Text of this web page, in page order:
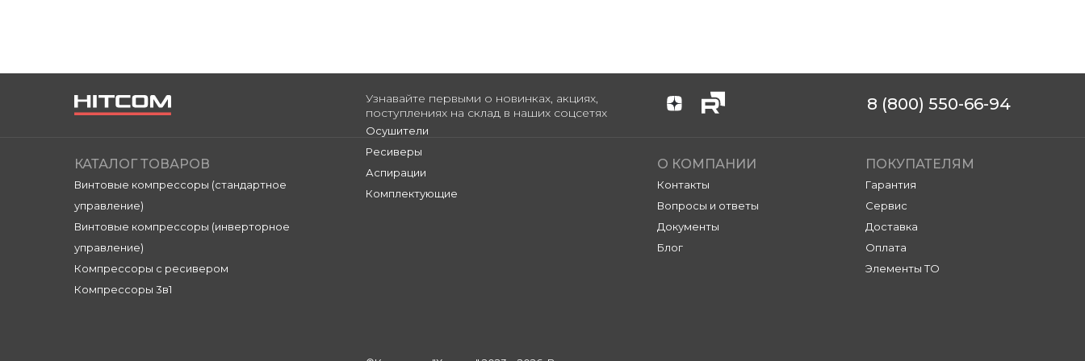
О КОМПАНИИ
Контакты
Вопросы и ответы
Документы
Блог
КАТАЛОГ ТОВАРОВ
Винтовые компрессоры (стандартное
управление)
Винтовые компрессоры (инверторное
управление)
Компрессоры с ресивером
Компрессоры 3в1
ПОКУПАТЕЛЯМ
Гарантия
Сервис
Доставка
Оплата
Элементы ТО
8 (800) 550-66-94
Узнавайте первыми о новинках, акциях,
поступлениях на склад в наших соцсетях
Осушители
Ресиверы
Аспирации
Комплектующие